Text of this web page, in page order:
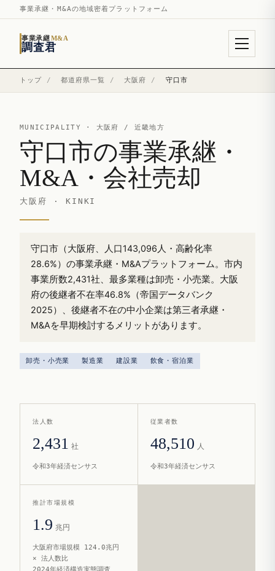
事業承継・M&Aの地域密着プラットフォーム
事業承継M&A
調査君
トップ / 都道府県一覧 / 大阪府 / 守口市
MUNICIPALITY · 大阪府 / 近畿地方
守口市の事業承継・
M&A・会社売却
大阪府 · KINKI
守口市（大阪府、人口143,096人・高齢化率
28.6%）の事業承継・M&Aプラットフォーム。市内
事業所数2,431社、最多業種は卸売・小売業。大阪
府の後継者不在率46.8%（帝国データバンク
2025）、後継者不在の中小企業は第三者承継・
M&Aを早期検討するメリットがあります。
卸売・小売業 製造業 建設業 飲食・宿泊業
法人数
2,431 社
令和3年経済センサス
従業者数
48,510 人
令和3年経済センサス
推計市場規模
1.9 兆円
大阪府市場規模 124.0兆円
× 法人数比